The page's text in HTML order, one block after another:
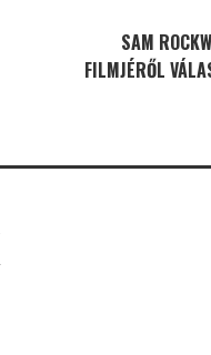
SAM
FILMJÉRŐL